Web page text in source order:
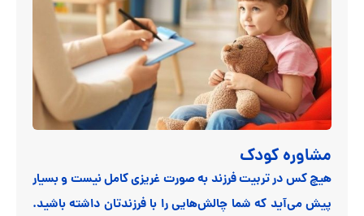
مشاوره کودک
هیچ کس در تربیت فرزند به صورت غریزی کامل نیست و بسیار
پیش می‌آید که شما چالش‌هایی را با فرزندتان داشته باشید.